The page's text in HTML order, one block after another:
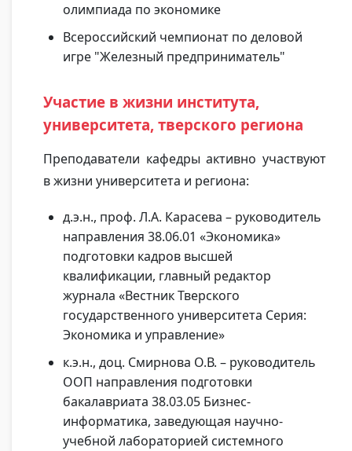
олимпиада по экономике
Всероссийский чемпионат по деловой
игре "Железный предприниматель"
Участие в жизни института,
университета, тверского региона
Преподаватели кафедры активно участвуют
в жизни университета и региона:
д.э.н., проф. Л.А. Карасева – руководитель
направления 38.06.01 «Экономика»
подготовки кадров высшей
квалификации, главный редактор
журнала «Вестник Тверского
государственного университета Серия:
Экономика и управление»
к.э.н., доц. Смирнова О.В. – руководитель
ООП направления подготовки
бакалавриата 38.03.05 Бизнес-
информатика, заведующая научно-
учебной лабораторией системного